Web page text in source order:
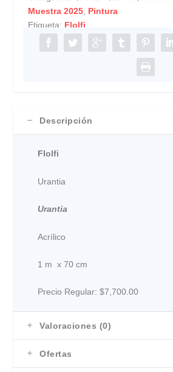
Muestra 2025, Pintura
Etiqueta: Flolfi
Descripción
Flolfi
Urantia
Urantia
Acrílico
1 m x 70 cm
Precio Regular: $7,700.00
Valoraciones (0)
Ofertas